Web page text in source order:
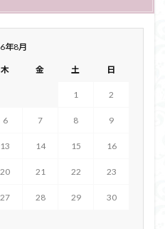
年8月
木 金 土 日
1 2
6 7 8 9
13 14 15 16
20 21 22 23
27 28 29 30